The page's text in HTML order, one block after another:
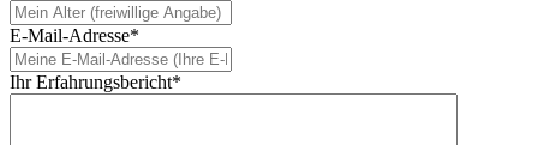
E-Mail-Adresse*
Ihr Erfahrungsbericht*